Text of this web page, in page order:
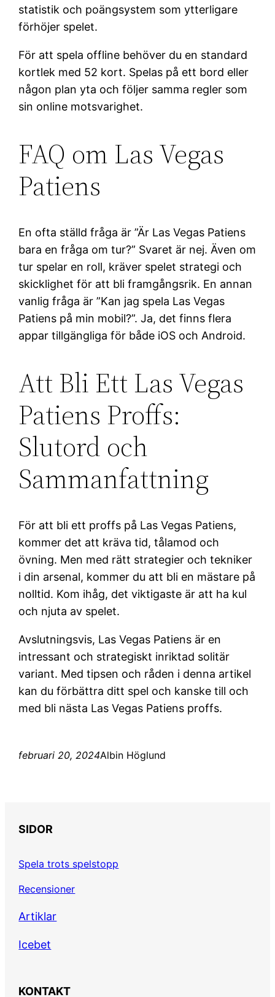
statistik och poängsystem som ytterligare
förhöjer spelet.
För att spela offline behöver du en standard
kortlek med 52 kort. Spelas på ett bord eller
någon plan yta och följer samma regler som
sin online motsvarighet.
FAQ om Las Vegas
Patiens
En ofta ställd fråga är ”Är Las Vegas Patiens
bara en fråga om tur?” Svaret är nej. Även om
tur spelar en roll, kräver spelet strategi och
skicklighet för att bli framgångsrik. En annan
vanlig fråga är ”Kan jag spela Las Vegas
Patiens på min mobil?”. Ja, det finns flera
appar tillgängliga för både iOS och Android.
Att Bli Ett Las Vegas
Patiens Proffs:
Slutord och
Sammanfattning
För att bli ett proffs på Las Vegas Patiens,
kommer det att kräva tid, tålamod och
övning. Men med rätt strategier och tekniker
i din arsenal, kommer du att bli en mästare på
nolltid. Kom ihåg, det viktigaste är att ha kul
och njuta av spelet.
Avslutningsvis, Las Vegas Patiens är en
intressant och strategiskt inriktad solitär
variant. Med tipsen och råden i denna artikel
kan du förbättra ditt spel och kanske till och
med bli nästa Las Vegas Patiens proffs.
februari 20, 2024Albin Höglund
SIDOR
Spela trots spelstopp
Recensioner
Artiklar
Icebet
KONTAKT